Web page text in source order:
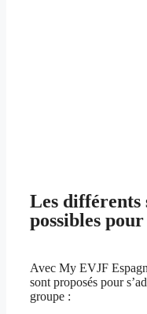
Les différents
possibles
Avec My EVJF
sont proposés pour
groupe :